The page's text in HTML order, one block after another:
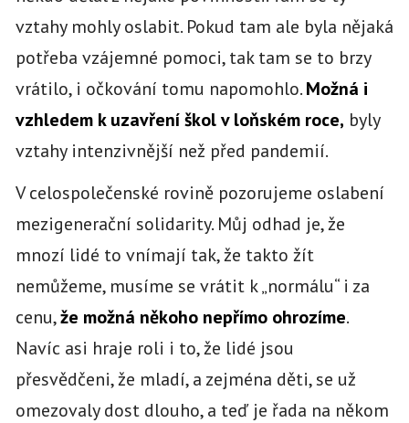
vztahy mohly oslabit. Pokud tam ale byla nějaká
potřeba vzájemné pomoci, tak tam se to brzy
vrátilo, i očkování tomu napomohlo.Možná i
vzhledem k uzavření škol v loňském roce, byly
vztahy intenzivnější než před pandemií.
V celospolečenské rovině pozorujeme oslabení
mezigenerační solidarity. Můj odhad je, že
mnozí lidé to vnímají tak, že takto žít
nemůžeme, musíme se vrátit k „normálu“ i za
cenu,že možná někoho nepřímo ohrozíme.
Navíc asi hraje roli i to, že lidé jsou
přesvědčeni, že mladí, a zejména děti, se už
omezovaly dost dlouho, a teď je řada na někom